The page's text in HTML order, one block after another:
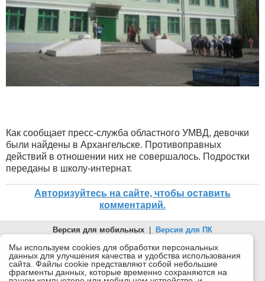
Как сообщает пресс-служба областного УМВД, девочки
были найдены в Архангельске. Противоправных
действий в отношении них не совершалось. Подростки
переданы в школу-интернат.
Авторизуйтесь на сайте, чтобы оставить
комментарий.
Версия для мобильных
Версия для ПК
© 2026 Беломорканал Северодвинск tv29.ru
Joomla!is Free Software released under the GNU General Public
License.
Мы используем cookies для обработки персональных
данных для улучшения качества и удобства использования
сайта. Файлы cookie представляют собой небольшие
фрагменты данных, которые временно сохраняются на